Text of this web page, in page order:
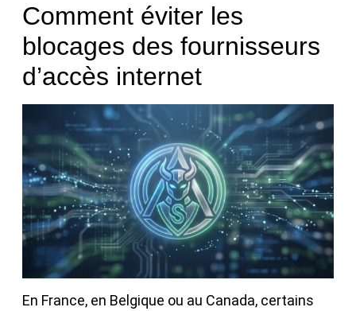
Comment éviter les
blocages des fournisseurs
d’accès internet
En France, en Belgique ou au Canada, certains